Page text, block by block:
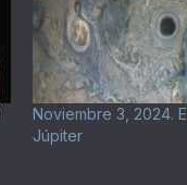
Noviembre 3, 2024.
Júpiter